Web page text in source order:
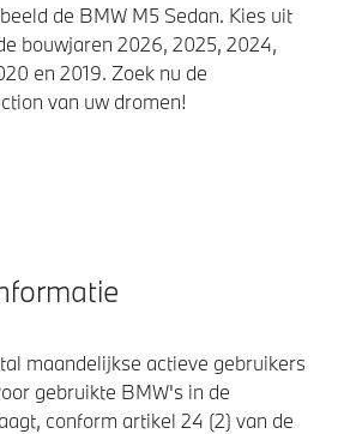
Steptronic sporttransmissie
de BMW M5 Sedan. Kies uit
bouwjaren 2026, 2025, 2024,
en 2019. Zoek nu de
van uw dromen!
maandelijkse actieve gebruikers
gebruikte BMW's in de
conform artikel 24 (2) van de